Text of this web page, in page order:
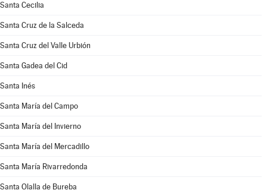
Santa Cecilia
Santa Cruz de la Salceda
Santa Cruz del Valle Urbión
Santa Gadea del Cid
Santa Inés
Santa María del Campo
Santa María del Invierno
Santa María del Mercadillo
Santa María Rivarredonda
Santa Olalla de Bureba